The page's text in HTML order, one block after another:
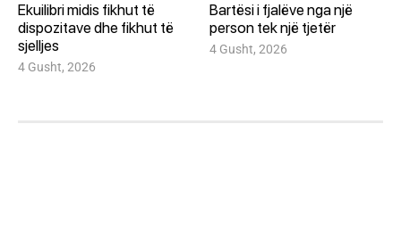
Ekuilibri midis fikhut të
dispozitave dhe fikhut të
sjelljes
4 Gusht, 2026
Bartësi i fjalëve nga një
person tek një tjetër
4 Gusht, 2026